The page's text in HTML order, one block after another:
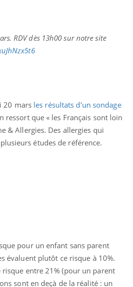
RDV dès 13h00 sur notre site
20 mars les résultats d’un sondage
ressort que « les Français sont loin
& Allergies. Des allergies qui
études de référence.
pour un enfant sans parent
évaluent plutôt ce risque à 10%.
entre 21% (pour un parent
sont en deçà de la réalité : un
Le Viagra pourrait-il
freiner la propagation du
cancer ?